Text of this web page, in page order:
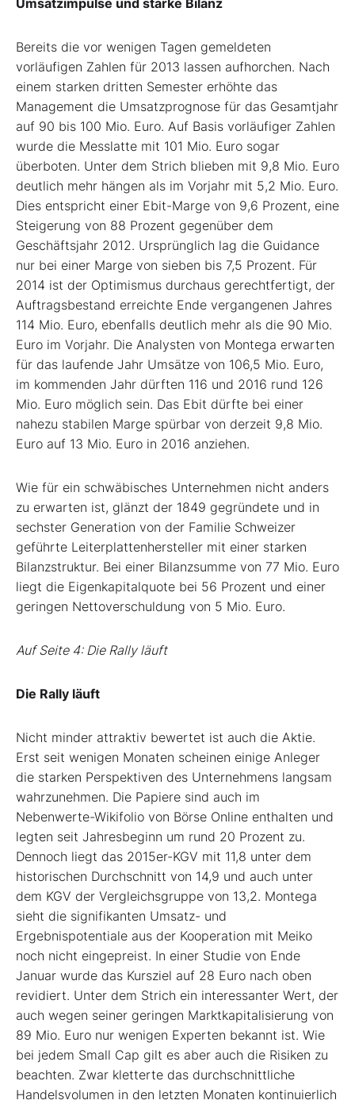
Umsatzimpulse und starke Bilanz
Bereits die vor wenigen Tagen gemeldeten
vorläufigen Zahlen für 2013 lassen aufhorchen. Nach
einem starken dritten Semester erhöhte das
Management die Umsatzprognose für das Gesamtjahr
auf 90 bis 100 Mio. Euro. Auf Basis vorläufiger Zahlen
wurde die Messlatte mit 101 Mio. Euro sogar
überboten. Unter dem Strich blieben mit 9,8 Mio. Euro
deutlich mehr hängen als im Vorjahr mit 5,2 Mio. Euro.
Dies entspricht einer Ebit-Marge von 9,6 Prozent, eine
Steigerung von 88 Prozent gegenüber dem
Geschäftsjahr 2012. Ursprünglich lag die Guidance
nur bei einer Marge von sieben bis 7,5 Prozent. Für
2014 ist der Optimismus durchaus gerechtfertigt, der
Auftragsbestand erreichte Ende vergangenen Jahres
114 Mio. Euro, ebenfalls deutlich mehr als die 90 Mio.
Euro im Vorjahr. Die Analysten von Montega erwarten
für das laufende Jahr Umsätze von 106,5 Mio. Euro,
im kommenden Jahr dürften 116 und 2016 rund 126
Mio. Euro möglich sein. Das Ebit dürfte bei einer
nahezu stabilen Marge spürbar von derzeit 9,8 Mio.
Euro auf 13 Mio. Euro in 2016 anziehen.
Wie für ein schwäbisches Unternehmen nicht anders
zu erwarten ist, glänzt der 1849 gegründete und in
sechster Generation von der Familie Schweizer
geführte Leiterplattenhersteller mit einer starken
Bilanzstruktur. Bei einer Bilanzsumme von 77 Mio. Euro
liegt die Eigenkapitalquote bei 56 Prozent und einer
geringen Nettoverschuldung von 5 Mio. Euro.
Auf Seite 4: Die Rally läuft
Die Rally läuft
Nicht minder attraktiv bewertet ist auch die Aktie.
Erst seit wenigen Monaten scheinen einige Anleger
die starken Perspektiven des Unternehmens langsam
wahrzunehmen. Die Papiere sind auch im
Nebenwerte-Wikifolio von Börse Online enthalten und
legten seit Jahresbeginn um rund 20 Prozent zu.
Dennoch liegt das 2015er-KGV mit 11,8 unter dem
historischen Durchschnitt von 14,9 und auch unter
dem KGV der Vergleichsgruppe von 13,2. Montega
sieht die signifikanten Umsatz- und
Ergebnispotentiale aus der Kooperation mit Meiko
noch nicht eingepreist. In einer Studie von Ende
Januar wurde das Kursziel auf 28 Euro nach oben
revidiert. Unter dem Strich ein interessanter Wert, der
auch wegen seiner geringen Marktkapitalisierung von
89 Mio. Euro nur wenigen Experten bekannt ist. Wie
bei jedem Small Cap gilt es aber auch die Risiken zu
beachten. Zwar kletterte das durchschnittliche
Handelsvolumen in den letzten Monaten kontinuierlich